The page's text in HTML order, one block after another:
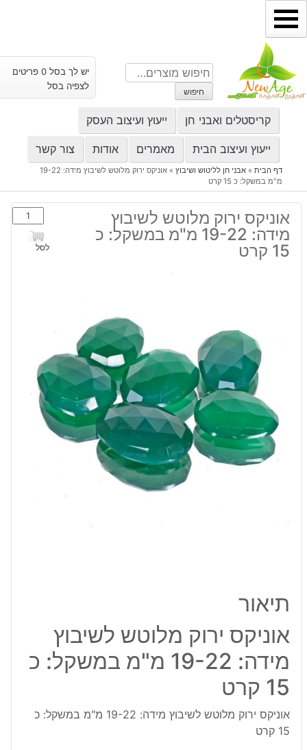
דילוג
לתוכן
חיפוש
עבור:
חיפוש
יש לך בסל 0 פריטים
לצפיה בסל
קריסטלים ואבני חן ייעוץ ועיצוב העסק
ייעוץ ועיצוב הבית מאמרים אודות צור קשר
דף הבית» אבני חן לליטוש ושיבוץ»
אוניקס ירוק מלוטש לשיבוץ מידה: 19-22
מ"מ במשקל: כ 15 קרט
אוניקס ירוק מלוטש לשיבוץ
מידה: 19-22 מ"מ במשקל: כ
15 קרט
כמות
של
אוניקס
מ"מ
במשקל:
כ
15
קרט
לסל
תיאור
אוניקס ירוק מלוטש לשיבוץ
מידה: 19-22 מ"מ במשקל: כ
15 קרט
אוניקס ירוק מלוטש לשיבוץ מידה: 19-22 מ"מ במשקל: כ
15 קרט